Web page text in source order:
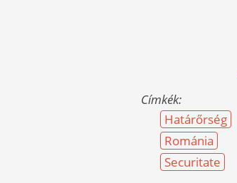
Címkék:
Határőrség
Románia
Securitate